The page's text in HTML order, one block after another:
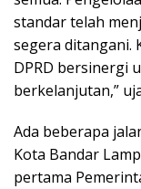
standar telah
segera ditangani.
DPRD bersinergi
berkelanjutan,”
Ada beberapa
Kota Bandar
pertama